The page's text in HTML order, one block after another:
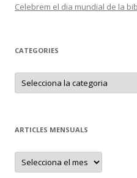
Celebrem el dia mundial de la
CATEGORIES
C
t
r
i
s
ARTICLES MENSUALS
A
t